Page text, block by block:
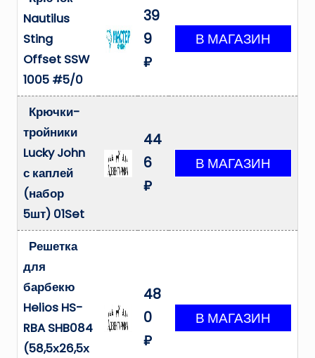
Nautilus
Sting
Offset SSW
1005 #5/0
39
9
₽
Крючки-
тройники
Lucky John
с каплей
(набор
5шт) 01Set
44
6
₽
Решетка
для
барбекю
Helios HS-
RBA SHB084
(58,5х26,5х
48
0
₽